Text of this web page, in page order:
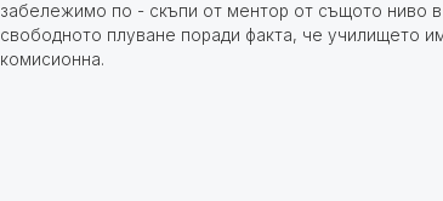
забележимо по - скъпи от ментор от същото ниво в
свободното плуване поради факта, че училището
комисионна.